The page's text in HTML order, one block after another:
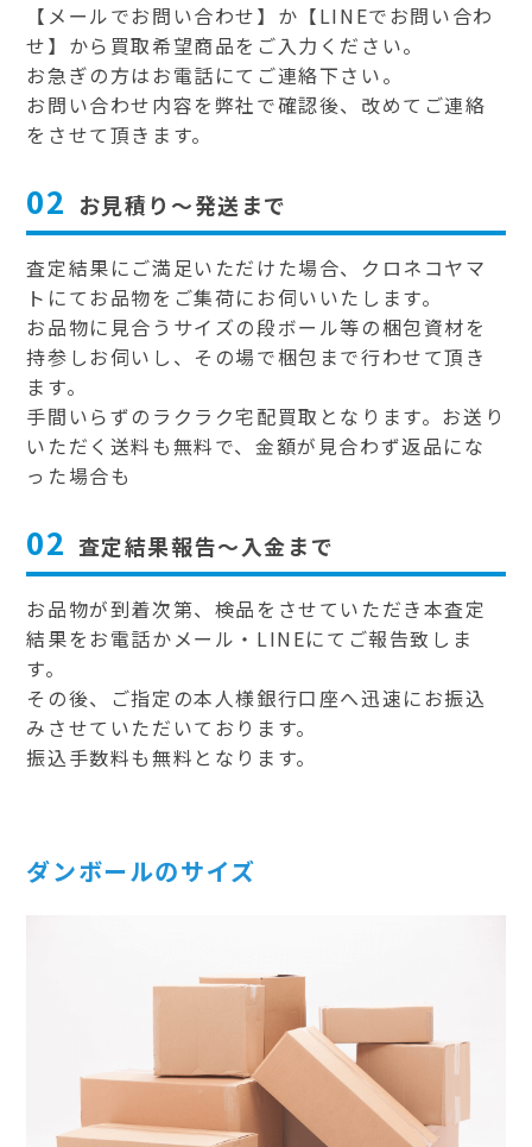
【メールでお問い合わせ】か【LINEでお問い合わ
せ】から買取希望商品をご入力ください。
お急ぎの方はお電話にてご連絡下さい。
お問い合わせ内容を弊社で確認後、改めてご連絡
をさせて頂きます。
02 お見積り～発送まで
査定結果にご満足いただけた場合、クロネコヤマ
トにてお品物をご集荷にお伺いいたします。
お品物に見合うサイズの段ボール等の梱包資材を
持参しお伺いし、その場で梱包まで行わせて頂き
ます。
手間いらずのラクラク宅配買取となります。お送り
いただく送料も無料で、金額が見合わず返品にな
った場合も
02 査定結果報告～入金まで
お品物が到着次第、検品をさせていただき本査定
結果をお電話かメール・LINEにてご報告致しま
す。
その後、ご指定の本人様銀行口座へ迅速にお振込
みさせていただいております。
振込手数料も無料となります。
ダンボールのサイズ